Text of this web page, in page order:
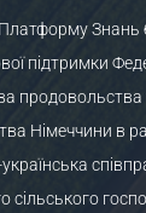
Знань
підтримки
продовольства
Німеччини в
сільського